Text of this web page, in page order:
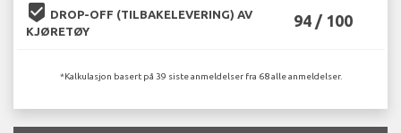
beenhere DROP-OFF (TILBAKELEVERING) AV
KJØRETØY
94 / 100
*Kalkulasjon basert på 39 siste anmeldelser fra 68 alle anmeldelser.